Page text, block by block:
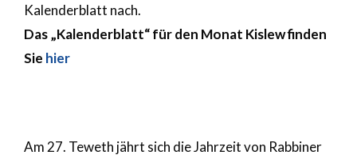
Kalenderblatt nach.
Das „Kalenderblatt“ für den Monat Kislew finden
Sie hier
Am 27. Teweth jährt sich die Jahrzeit von Rabbiner